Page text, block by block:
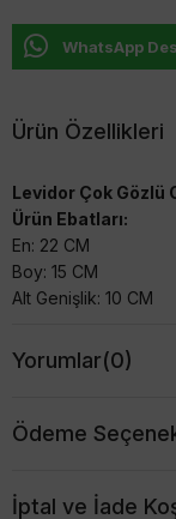
WhatsApp
Ürün Özellikleri
Levidor Çok Gözlü
Ürün Ebatları:
En: 22 CM
Boy: 15 CM
Alt Genişlik: 10 CM
Yorumlar(0)
Ödeme
İptal ve İade